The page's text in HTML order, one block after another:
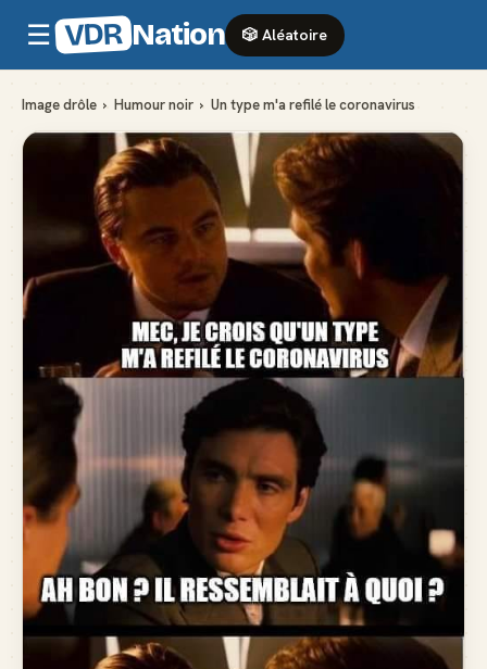
☰ VDR Nation 🎲 Aléatoire
Image drôle › Humour noir › Un type m'a refilé le coronavirus